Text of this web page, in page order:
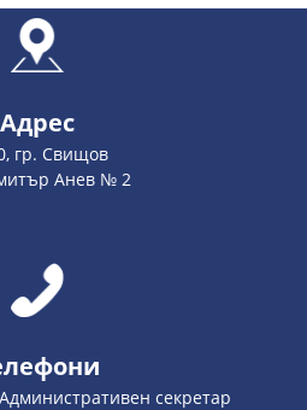
Адрес
гр. Свищов
Анев № 2
секретар